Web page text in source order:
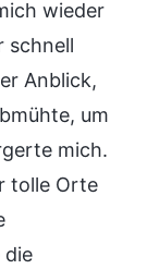
wieder
schnell
Anblick,
um
mich.
tolle Orte
die